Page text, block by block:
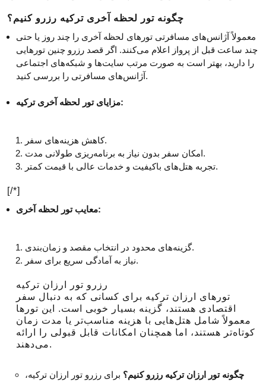
چگونه تور لحظه آخری ترکیه رزرو کنیم؟
معمولاً آژانس‌های مسافرتی تورهای لحظه آخری را چند روز یا حتی
چند ساعت قبل از پرواز اعلام می‌کنند. اگر قصد رزرو چنین تورهایی
را دارید، بهتر است به صورت مرتب سایت‌ها و شبکه‌های اجتماعی
آژانس‌های مسافرتی را بررسی کنید.
مزایای تور لحظه آخری ترکیه:
کاهش هزینه‌های سفر.
امکان سفر بدون نیاز به برنامه‌ریزی طولانی مدت.
تجربه هتل‌های باکیفیت و خدمات عالی با قیمت کمتر.
[/*]
معایب تور لحظه آخری:
گزینه‌های محدود در انتخاب مقصد و زمان‌بندی.
نیاز به آمادگی سریع برای سفر.
رزرو تور ارزان ترکیه
تورهای ارزان ترکیه برای کسانی که به دنبال سفر
اقتصادی هستند، گزینه بسیار خوبی است. این تورها
معمولاً شامل هتل‌هایی با هزینه مناسب‌تر یا مدت زمان
کوتاه‌تر هستند، اما همچنان امکانات قابل قبولی را ارائه
می‌دهند.
چگونه تور ارزان ترکیه رزرو کنیم؟ برای رزرو تور ارزان ترکیه،